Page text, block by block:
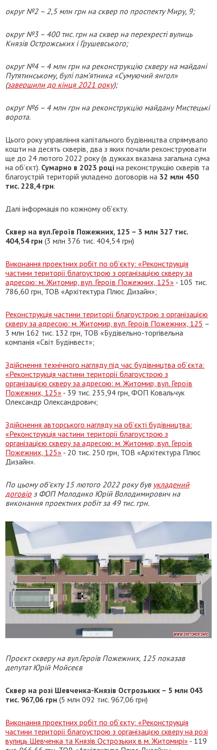
округ №2 – 2,5 млн грн на сквер по проспекту Миру, 9;
округ №3 – 400 тис. грн на сквер на перехресті вулиць
Князів Острожських і Грушевського;
округ №4 – 4 млн грн на реконструкцію скверу на майдані
Путятинському, булі пам’ятника «Сумуючий янгол»
(завершили до кінця 2021 року);
округ №6 – 4 млн грн на реконструкцію майдану Мистецькі
ворота.
Цього року управління капітального будівництва спрямувало
кошти на десять скверів, два з яких почали реконструювати
ще до 24 лютого 2022 року (в дужках вказана загальна сума
на об’єкт). Сумарно в 2023 році на реконструкцію скверів та
благоустрій територій укладено договорів на 32 млн 450
тис. 228,4 грн.
Далі інформація по кожному об'єкту.
Сквер на вул.Героїв Пожежних, 125 – 3 млн 327 тис.
404,54 грн(3 млн 376 тис. 404,54 грн)
Виконання проектних робіт по об’єкту: «Реконструкція
частини території благоустрою з організацією скверу за
адресою: м. Житомир, вул. Героїв Пожежних, 125» - 105 тис.
786,60 грн, ТОВ «Архітектура Плюс Дизайн»;
Реконструкція частини території благоустрою з організацією
скверу за адресою: м. Житомир, вул. Героїв Пожежних, 125 –
3 млн 162 тис. 132 грн, ТОВ «Будівельно-торгівельна
компанія «Світ Будінвест»;
Здійснення технічного нагляду під час будівництва об’єкта:
«Реконструкція частини території благоустрою з
організацією скверу за адресою: м. Житомир, вул. Героїв
Пожежних, 125» - 39 тис. 235,94 грн, ФОП Ковальчук
Олександр Олександрович;
Здійснення авторського нагляду на об’єкті будівництва:
«Реконструкція частини території благоустрою з
організацією скверу за адресою: м. Житомир, вул. Героїв
Пожежних, 125» - 20 тис. 250 грн, ТОВ «Архітектура Плюс
Дизайн».
По цьому об’єкту 15 лютого 2022 року був укладений
договірз ФОП Молодико Юрій Володимирович на
виконання проектних робіт за 49 тис. грн.
Проєкт скверу на вул.Героїв Пожежних, 125 показав
депутат Юрій Мойсеєв
Сквер на розі Шевченка-Князів Острозьких – 5 млн 043
тис. 967,06 грн(5 млн 092 тис. 967,06 грн)
Виконання проектних робіт по об’єкту: «Реконструкція
частини території благоустрою з організацією скверу на розі
вулиць Шевченка та Князів Острозьких в м. Житомирі» - 119